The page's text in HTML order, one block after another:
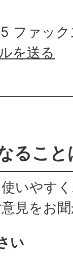
ファッ
を送る
るこ
いやす
見をお
い